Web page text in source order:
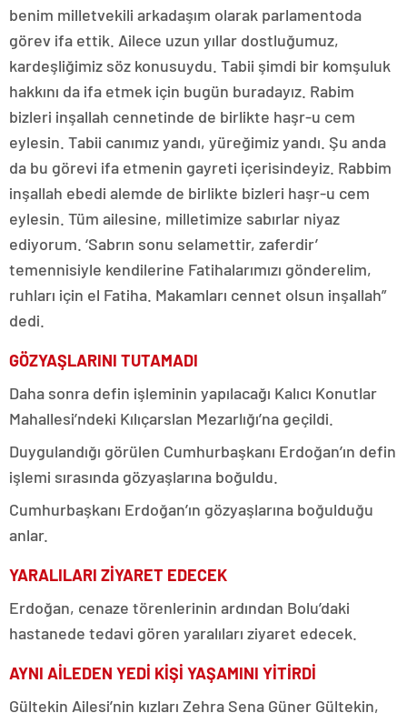
benim milletvekili arkadaşım olarak parlamentoda
görev ifa ettik. Ailece uzun yıllar dostluğumuz,
kardeşliğimiz söz konusuydu. Tabii şimdi bir komşuluk
hakkını da ifa etmek için bugün buradayız. Rabim
bizleri inşallah cennetinde de birlikte haşr-u cem
eylesin. Tabii canımız yandı, yüreğimiz yandı. Şu anda
da bu görevi ifa etmenin gayreti içerisindeyiz. Rabbim
inşallah ebedi alemde de birlikte bizleri haşr-u cem
eylesin. Tüm ailesine, milletimize sabırlar niyaz
ediyorum. ‘Sabrın sonu selamettir, zaferdir’
temennisiyle kendilerine Fatihalarımızı gönderelim,
ruhları için el Fatiha. Makamları cennet olsun inşallah”
dedi.
GÖZYAŞLARINI TUTAMADI
Daha sonra defin işleminin yapılacağı Kalıcı Konutlar
Mahallesi’ndeki Kılıçarslan Mezarlığı’na geçildi.
Duygulandığı görülen Cumhurbaşkanı Erdoğan’ın defin
işlemi sırasında gözyaşlarına boğuldu.
Cumhurbaşkanı Erdoğan’ın gözyaşlarına boğulduğu
anlar.
YARALILARI ZİYARET EDECEK
Erdoğan, cenaze törenlerinin ardından Bolu’daki
hastanede tedavi gören yaralıları ziyaret edecek.
AYNI AİLEDEN YEDİ KİŞİ YAŞAMINI YİTİRDİ
Gültekin Ailesi’nin kızları Zehra Sena Güner Gültekin,